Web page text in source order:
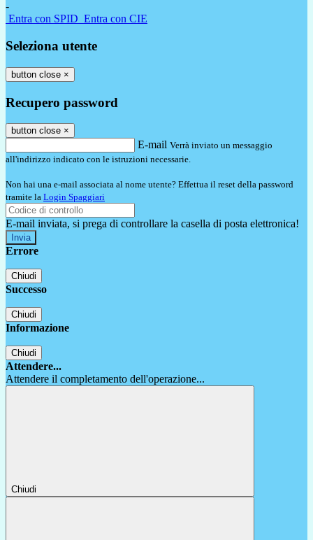
-
Entra con SPID Entra con CIE
Seleziona utente
button close ×
Recupero password
button close ×
E-mail Verrà inviato un messaggio
all'indirizzo indicato con le istruzioni necessarie.
Non hai una e-mail associata al nome utente? Effettua il reset della password
tramite la Login Spaggiari
E-mail inviata, si prega di controllare la casella di posta elettronica!
Errore
Chiudi
Successo
Chiudi
Informazione
Chiudi
Attendere...
Attendere il completamento dell'operazione...
Chiudi